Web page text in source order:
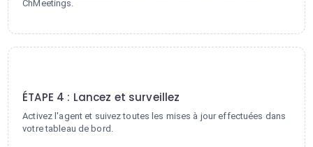
ChMeetings.
ÉTAPE 4 : Lancez et surveillez
Activez l'agent et suivez toutes les mises à jour effectuées dans
votre tableau de bord.